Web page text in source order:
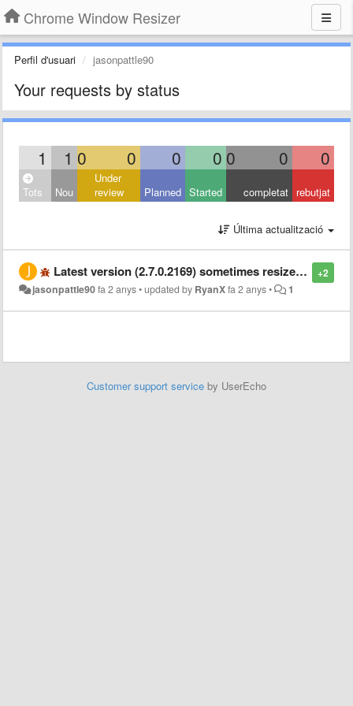
Chrome Window Resizer
Perfil d'usuari jasonpattle90
Your requests by status
1 1 0 0 0 0 0 0 0
Tots Nou
Under
review
Planned Started completat rebutjat
Última actualització
+2
Latest version (2.7.0.2169) sometimes resizes the wrong window
jasonpattle90fa 2 anys•updated by RyanXfa 2 anys• 1
Customer support service by UserEcho